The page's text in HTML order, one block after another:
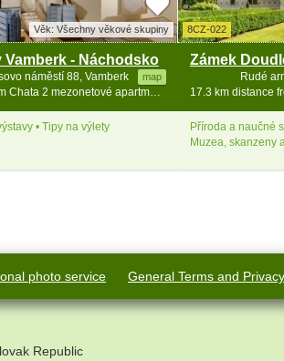
Věk: Všechny věkové skupiny
Vamberk - Náchodsko
náměstí 88, Vamberk map
15.3 km distance from Chata 2 mezonetové apartmány - Zakletý
• Tipy na výlety
8CZ-022
Zámek
Rudé
Příroda a naučné
Muzea, skanzeny
photo service General Terms and Privacy
Republic